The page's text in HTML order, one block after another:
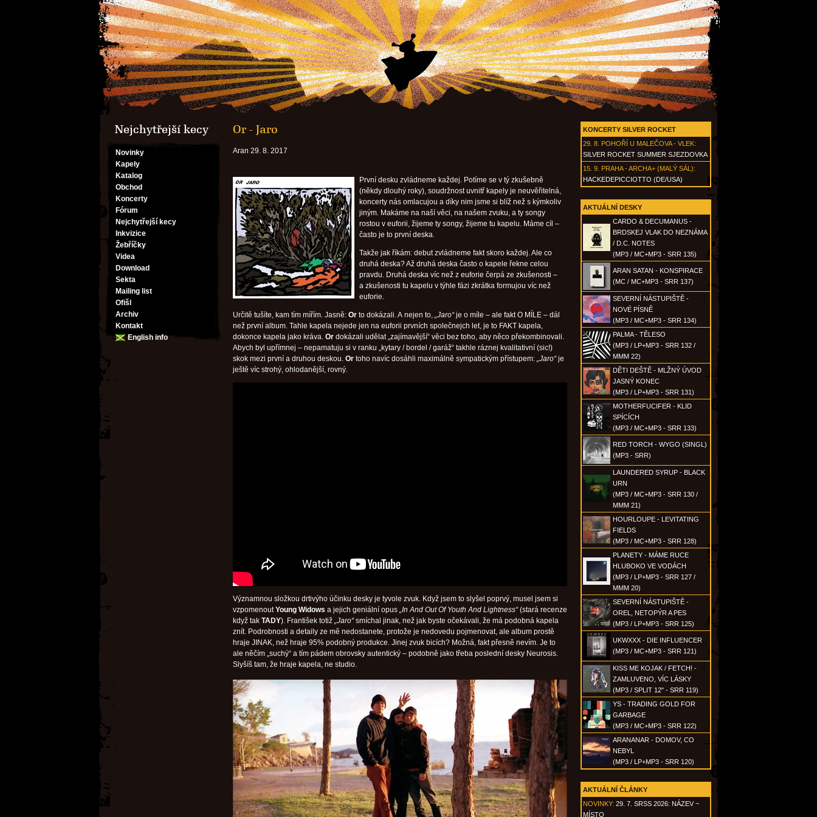
Nejchytřejší kecy
Novinky
Kapely
Katalog
Obchod
Koncerty
Fórum
Nejchytřejší kecy
Inkvizice
Žebříčky
Videa
Download
Sekta
Mailing list
Ofišl
Archiv
Kontakt
English info
KONCERTY SILVER ROCKET
29. 8. POHOŘÍ U MALEČOVA - VLEK:
SILVER ROCKET SUMMER SJEZDOVKA
15. 9. PRAHA - ARCHA+ (MALÝ SÁL):
HACKEDEPICCIOTTO (DE/USA)
AKTUÁLNÍ DESKY
CARDO & DECUMANUS -
BRDSKEJ VLAK DO NEZNÁMA
/ D.C. NOTES
(MP3 / MC+MP3 - SRR 135)
ARAN SATAN - KONSPIRACE
(MC / MC+MP3 - SRR 137)
SEVERNÍ NÁSTUPIŠTĚ -
NOVÉ PÍSNĚ
(MP3 / MC+MP3 - SRR 134)
PALMA - TĚLESO
(MP3 / LP+MP3 - SRR 132 /
MMM 22)
DĚTI DEŠTĚ - MLŽNÝ ÚVOD
JASNÝ KONEC
(MP3 / LP+MP3 - SRR 131)
MOTHERFUCIFER - KLID
SPÍCÍCH
(MP3 / MC+MP3 - SRR 133)
RED TORCH - WYGO (SINGL)
(MP3 - SRR)
LAUNDERED SYRUP - BLACK
URN
(MP3 / MC+MP3 - SRR 130 /
MMM 21)
HOURLOUPE - LEVITATING
FIELDS
(MP3 / MC+MP3 - SRR 128)
PLANETY - MÁME RUCE
HLUBOKO VE VODÁCH
(MP3 / LP+MP3 - SRR 127 /
MMM 20)
SEVERNÍ NÁSTUPIŠTĚ -
OREL, NETOPÝR A PES
(MP3 / LP+MP3 - SRR 125)
UKWXXX - DIE INFLUENCER
(MP3 / MC+MP3 - SRR 121)
KISS ME KOJAK / FETCH! -
ZAMLUVENO, VÍC LÁSKY
(MP3 / SPLIT 12" - SRR 119)
YS - TRADING GOLD FOR
GARBAGE
(MP3 / MC+MP3 - SRR 122)
ARANANAR - DOMOV, CO
NEBYL
(MP3 / LP+MP3 - SRR 120)
AKTUÁLNÍ ČLÁNKY
NOVINKY: 29. 7. SRSS 2026: NÁZEV ~
MÍSTO
Or - Jaro
Aran 29. 8. 2017
První desku zvládneme každej. Potíme se v tý zkušebně
(někdy dlouhý roky), soudržnost uvnitř kapely je neuvěřitelná,
koncerty nás omlacujou a díky nim jsme si blíž než s kýmkoliv
jiným. Makáme na naší věci, na našem zvuku, a ty songy
rostou v euforii, žijeme ty songy, žijeme tu kapelu. Máme cíl –
často je to první deska.
Takže jak říkám: debut zvládneme fakt skoro každej. Ale co
druhá deska? Až druhá deska často o kapele řekne celou
pravdu. Druhá deska víc než z euforie čerpá ze zkušenosti –
a zkušenosti tu kapelu v týhle fázi zkrátka formujou víc než
euforie.
Určitě tušíte, kam tím mířím. Jasně: Or to dokázali. A nejen to, „Jaro“je o míle – ale fakt O MÍLE – dál
než první album. Tahle kapela nejede jen na euforii prvních společnejch let, je to FAKT kapela,
dokonce kapela jako kráva. Or dokázali udělat „zajímavější“ věci bez toho, aby něco překombinovali.
Abych byl upřímnej – nepamatuju si v ranku „kytary / bordel / garáž“ takhle ráznej kvalitativní (sic!)
skok mezi první a druhou deskou. Or toho navíc dosáhli maximálně sympatickým přístupem: „Jaro“je
ještě víc strohý, ohlodanější, rovný.
Významnou složkou drtivýho účinku desky je tyvole zvuk. Když jsem to slyšel poprvý, musel jsem si
vzpomenoutYoung Widows a jejich geniální opus „In And Out Of Youth And Lightness“(stará recenze
když tak TADY). František totiž „Jaro“smíchal jinak, než jak byste očekávali, že má podobná kapela
znít. Podrobnosti a detaily ze mě nedostanete, protože je nedovedu pojmenovat, ale album prostě
hraje JINAK, než hraje 95% podobný produkce. Jinej zvuk bicích? Možná, fakt přesně nevím. Je to
ale něčím „suchý“ a tím pádem obrovsky autentický – podobně jako třeba poslední desky Neurosis.
Slyšíš tam, že hraje kapela, ne studio.